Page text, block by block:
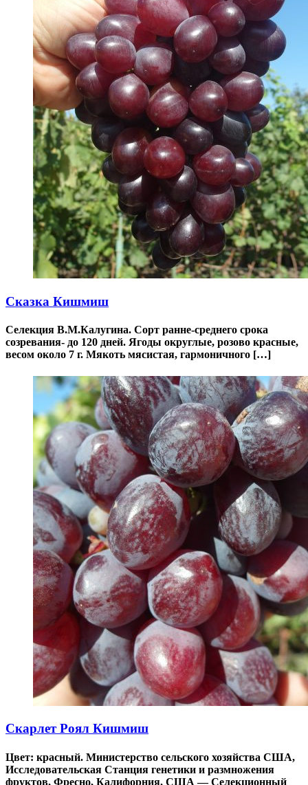
Сказка Кишмиш
Селекция В.М.Калугина. Сорт ранне-среднего срока
созревания- до 120 дней. Ягоды округлые, розово красные,
весом около 7 г. Мякоть мясистая, гармоничного […]
Скарлет Роял Кишмиш
Цвет: красный. Министерство сельского хозяйства США,
Исследовательская Станция генетики и размножения
фруктов, Фресно, Калифорния, США — Селекционный